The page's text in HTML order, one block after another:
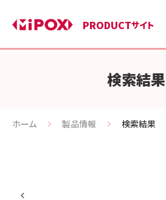
PRODUCTサイト
検索結果
ホーム 製品情報 検索結果